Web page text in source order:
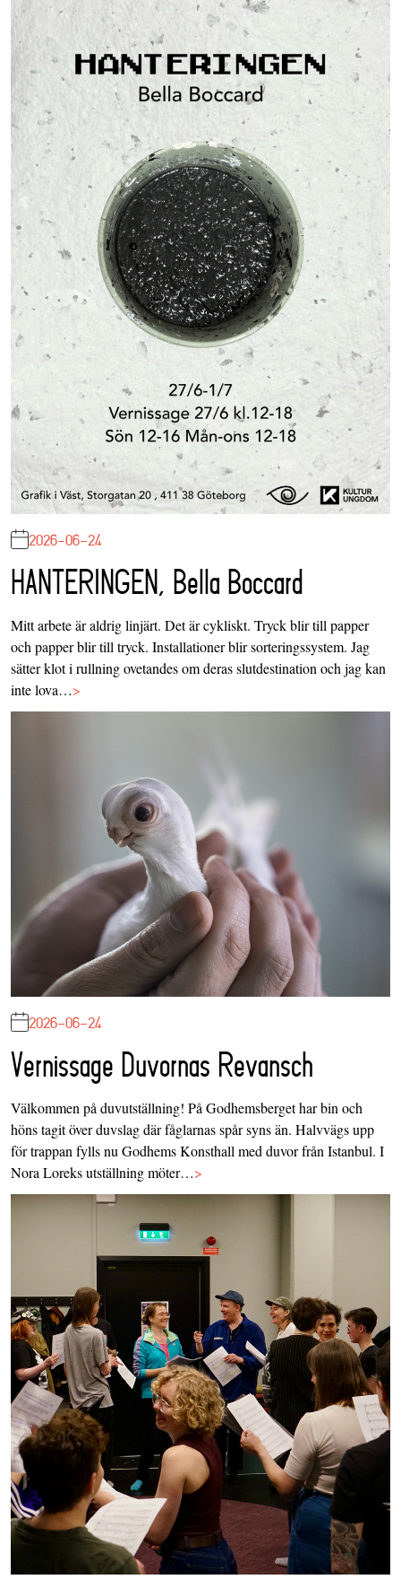
2026-06-24
HANTERINGEN, Bella Boccard
Mitt arbete är aldrig linjärt. Det är cykliskt. Tryck blir till papper
och papper blir till tryck. Installationer blir sorteringssystem. Jag
sätter klot i rullning ovetandes om deras slutdestination och jag kan
inte lova…>
2026-06-24
Vernissage Duvornas Revansch
Välkommen på duvutställning! På Godhemsberget har bin och
höns tagit över duvslag där fåglarnas spår syns än. Halvvägs upp
för trappan fylls nu Godhems Konsthall med duvor från Istanbul. I
Nora Loreks utställning möter…>